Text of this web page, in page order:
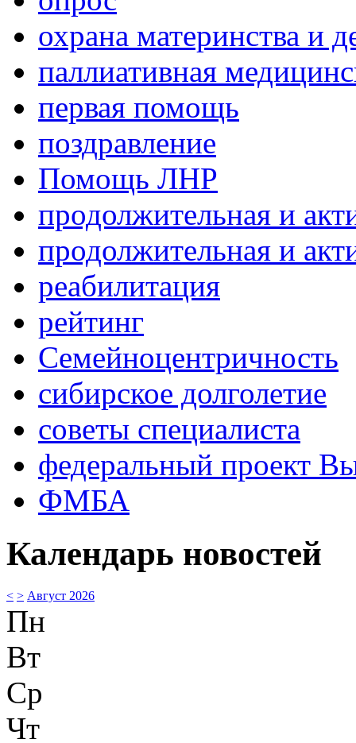
охрана материнства и
паллиативная
первая помощь
поздравление
Помощь ЛНР
продолжительная и
продолжительная и
реабилитация
рейтинг
Семейноцентричность
сибирское долголетие
советы специалиста
федеральный проект
ФМБА
Календарь новостей
< > Август 2026
Пн
Вт
Ср
Чт